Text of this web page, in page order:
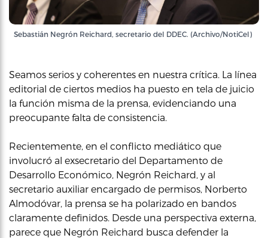
Sebastián Negrón Reichard, secretario del DDEC. (Archivo/NotiCel)
Seamos serios y coherentes en nuestra crítica. La línea
editorial de ciertos medios ha puesto en tela de juicio
la función misma de la prensa, evidenciando una
preocupante falta de consistencia.
Recientemente, en el conflicto mediático que
involucró al exsecretario del Departamento de
Desarrollo Económico, Negrón Reichard, y al
secretario auxiliar encargado de permisos, Norberto
Almodóvar, la prensa se ha polarizado en bandos
claramente definidos. Desde una perspectiva externa,
parece que Negrón Reichard busca defender la